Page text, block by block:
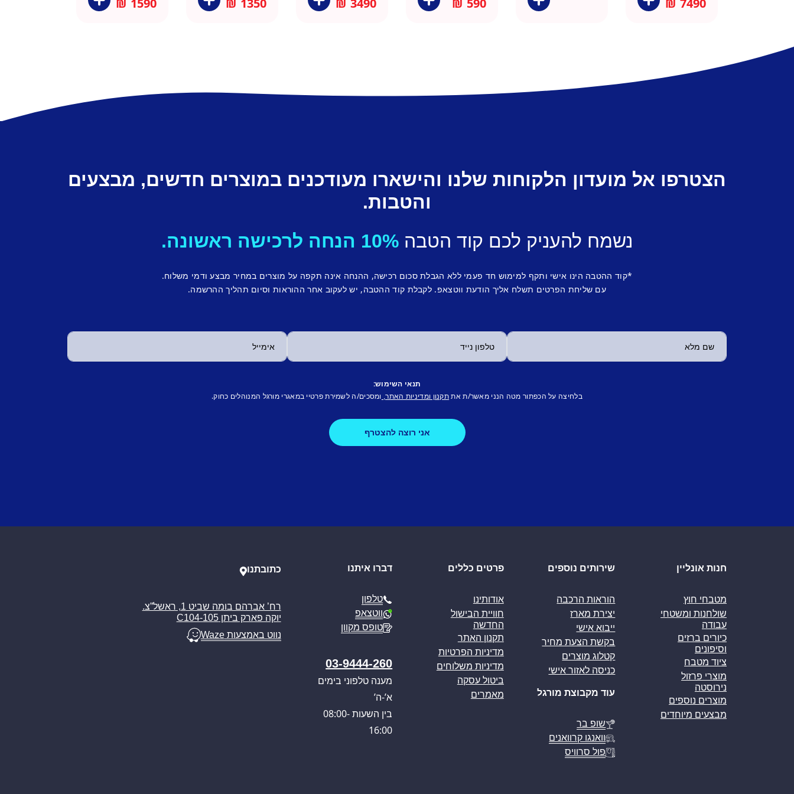
₪ 7490
₪ 590
₪ 3490
₪ 1350
₪ 1590
הצטרפו אל מועדון הלקוחות שלנו והישארו מעודכנים במוצרים חדשים, מבצעים
והטבות.
נשמח להעניק לכם קוד הטבה 10% הנחה לרכישה ראשונה.
*קוד ההטבה הינו אישי ותקף למימוש חד פעמי ללא הגבלת סכום רכישה, ההנחה אינה תקפה על מוצרים במחיר מבצע ודמי משלוח.
עם שליחת הפרטים תשלח אליך הודעת ווטצאפ. לקבלת קוד ההטבה, יש לעקוב אחר ההוראות וסיום תהליך ההרשמה.
תנאי השימוש:
בלחיצה על הכפתור מטה הנני מאשר/ת את תקנון ומדיניות האתר, ומסכים/ה לשמירת פרטיי במאגרי מורגל המנוהלים כחוק.
חנות אונליין
מטבחי חוץ
שולחנות ומשטחי
עבודה
כיורים ברזים
וסיפונים
ציוד מטבח
מוצרי פרזול
נירוסטה
מוצרים נוספים
מבצעים מיוחדים
שירותים נוספים
הוראות הרכבה
יצירת מארז
ייבוא אישי
בקשת הצעת מחיר
קטלוג מוצרים
כניסה לאזור אישי
עוד מקבוצת מורגל
שופ בר
וואנגו קרוואנים
פול סרוויס
פרטים כללים
אודותינו
חוויית הבישול
החדשה
תקנון האתר
מדיניות הפרטיות
מדיניות משלוחים
ביטול עסקה
מאמרים
דברו איתנו
טלפון
ווטצאפ
טופס מקוון
03-9444-260
מענה טלפוני בימים
א’-ה’
בין השעות 08:00-
16:00
כתובתנו
רח’ אברהם בומה שביט 1, ראשל”צ.
יוקה פארק ביתן C104-105
נווט באמצעות Waze